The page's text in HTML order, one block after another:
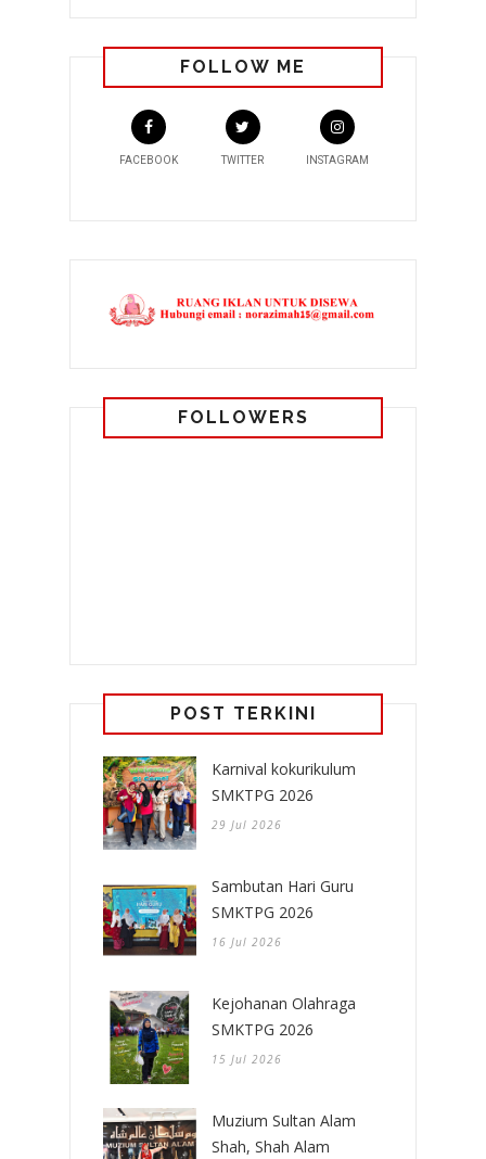
FOLLOW ME
FACEBOOK TWITTER INSTAGRAM
FOLLOWERS
POST TERKINI
Karnival kokurikulum
SMKTPG 2026
29 Jul 2026
Sambutan Hari Guru
SMKTPG 2026
16 Jul 2026
Kejohanan Olahraga
SMKTPG 2026
15 Jul 2026
Muzium Sultan Alam
Shah, Shah Alam